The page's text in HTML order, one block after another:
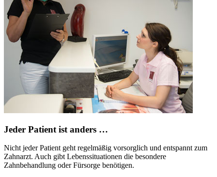
Jeder Patient ist anders …
Nicht jeder Patient geht regelmäßig vorsorglich und entspannt zum
Zahnarzt. Auch gibt Lebenssituationen die besondere
Zahnbehandlung oder Fürsorge benötigen.